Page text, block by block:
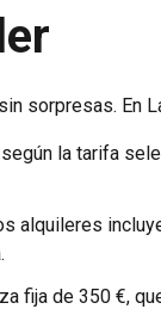
sorpresas.
la tarifa
alquileres
fija de 350 €,